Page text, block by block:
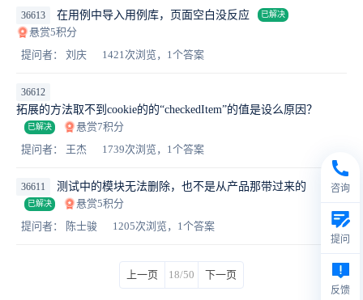
36613 在用例中导入用例库，页面空白没反应 已解决
悬赏5积分
提问者： 刘庆
1421次浏览，1个答案
36612
拓展的方法取不到cookie的的“checkedItem”的值是设么原因？
已解决
悬赏7积分
提问者： 王杰
1739次浏览，1个答案
36611 测试中的模块无法删除，也不是从产品那带过来的
已解决
悬赏5积分
提问者： 陈士骏
1205次浏览，1个答案
上一页 18/50 下一页
咨询
提问
反馈